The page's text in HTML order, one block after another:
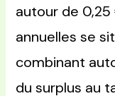
autour de
annuelles se
combinant
du surplus au